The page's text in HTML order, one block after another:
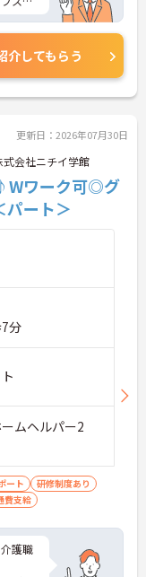
働き
すの
介してもらう
更新日：2026年07月30日
式会社ニチイ学館
ワーク可◎グ
パート＞
分
ムヘルパー2
ート
研修制度あり
費支給
護職